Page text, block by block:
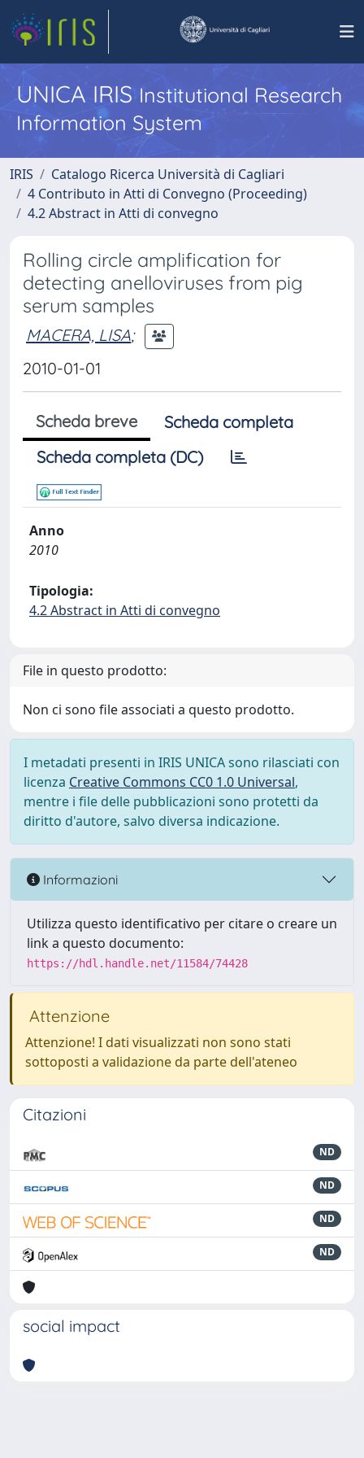
UNICA IRISInstitutional Research
Information System
IRIS
Catalogo Ricerca Università di Cagliari
4 Contributo in Atti di Convegno (Proceeding)
4.2 Abstract in Atti di convegno
Rolling circle amplification for
detecting anelloviruses from pig
serum samples
MACERA, LISA;
2010-01-01
Scheda breve
Scheda completa
Scheda completa (DC)
Anno
2010
Tipologia:
4.2 Abstract in Atti di convegno
File in questo prodotto:
Non ci sono file associati a questo prodotto.
I metadati presenti in IRIS UNICA sono rilasciati con
licenza Creative Commons CC0 1.0 Universal,
mentre i file delle pubblicazioni sono protetti da
diritto d'autore, salvo diversa indicazione.
Informazioni
Utilizza questo identificativo per citare o creare un
link a questo documento:
https://hdl.handle.net/11584/74428
Attenzione
Attenzione! I dati visualizzati non sono stati
sottoposti a validazione da parte dell'ateneo
Citazioni
ND
ND
ND
ND
social impact